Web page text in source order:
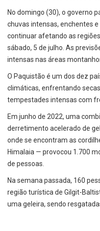
No domingo (30), o governo
chuvas intensas, enchentes
continuar afetando as
sábado, 5 de julho. As
intensas nas áreas
O Paquistão é um dos dez
climáticas, enfrentando
tempestades intensas com
Em junho de 2022, uma
derretimento acelerado de
onde se encontram as
Himalaia — provocou 1.700
de pessoas.
Na semana passada, 160
região turística de Gilgit-
uma geleira, sendo